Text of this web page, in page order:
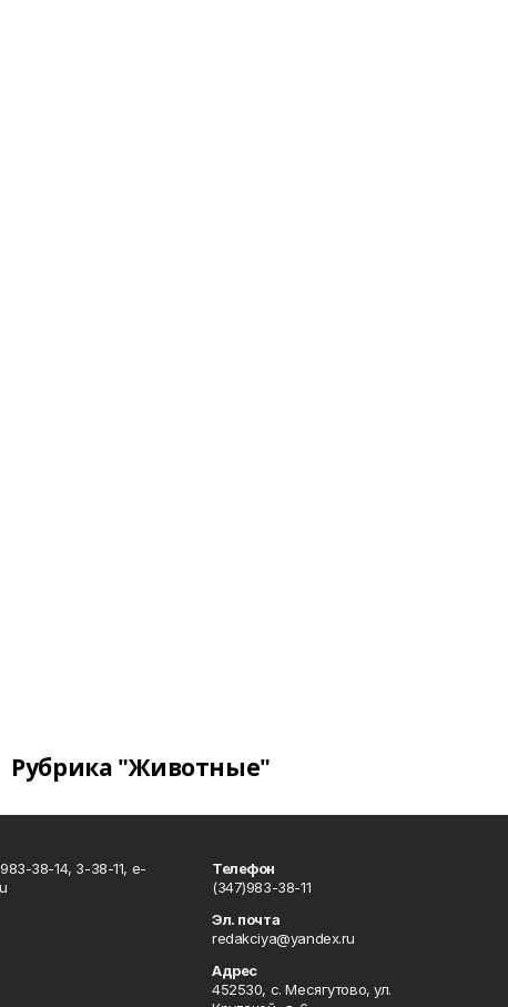
Рубрика "Животные"
38-14, 3-38-11, e-
Телефон
(347)983-38-11
Эл. почта
redakciya@yandex.ru
Адрес
452530, с. Месягутово, ул.